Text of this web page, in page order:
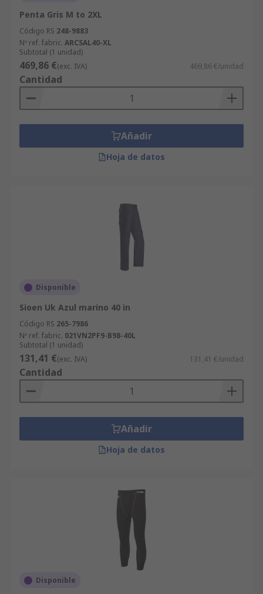
Penta Gris M to 2XL
Código RS 248-9883
Nº ref. fabric. ARCSAL40-XL
Subtotal (1 unidad)
469,86 €(exc. IVA) 469,86 €/unidad
Cantidad
Añadir
Hoja de datos
Disponible
Sioen Uk Azul marino 40 in
Código RS 265-7986
Nº ref. fabric. 021VN2PF9-B98-40L
Subtotal (1 unidad)
131,41 €(exc. IVA) 131,41 €/unidad
Cantidad
Añadir
Hoja de datos
Disponible